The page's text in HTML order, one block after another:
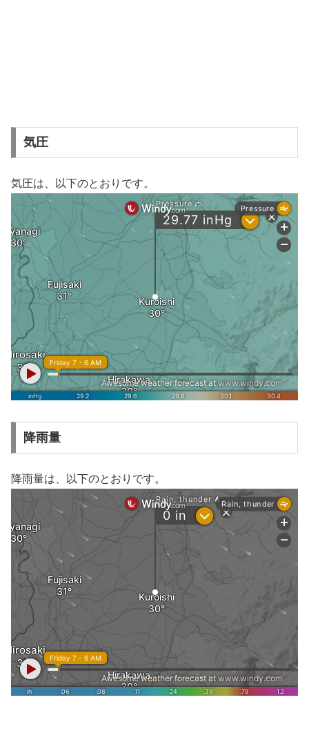
気圧
気圧は、以下のとおりです。
降雨量
降雨量は、以下のとおりです。